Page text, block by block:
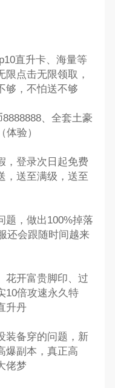
直升卡、海量等
点击无限领取，
够，不怕送不够
、全套土豪
验）
，登录次日起免费
，送至满级，送至
，做出100%掉落
还会跟随时间越来
花开富贵脚印、过
10倍攻速永久特
升丹
装备穿的问题，新
爆副本，真正高
佬梦